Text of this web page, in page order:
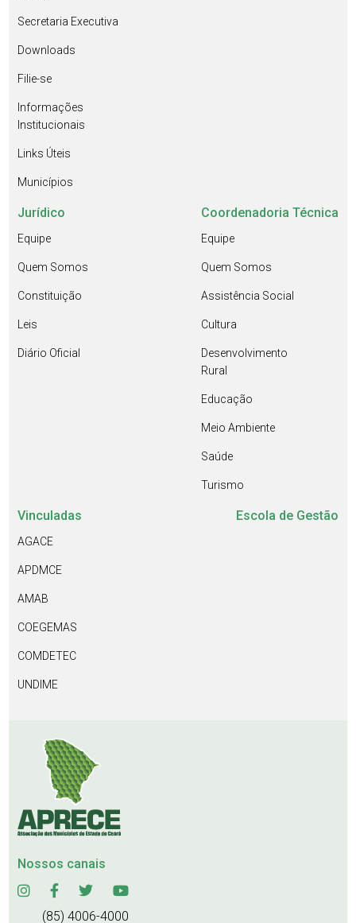
Secretaria Executiva
Downloads
Filie-se
Informações
Institucionais
Links Úteis
Municípios
Jurídico
Equipe
Quem Somos
Constituição
Leis
Diário Oficial
Coordenadoria Técnica
Equipe
Quem Somos
Assistência Social
Cultura
Desenvolvimento
Rural
Educação
Meio Ambiente
Saúde
Turismo
Vinculadas
AGACE
APDMCE
AMAB
COEGEMAS
COMDETEC
UNDIME
Escola de Gestão
Nossos canais
(85) 4006-4000